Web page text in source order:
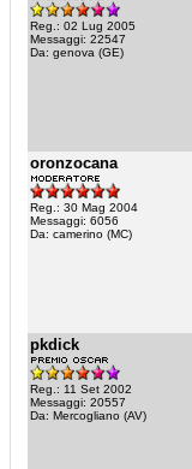
Reg.: 02 Lug 2005
Messaggi: 22547
Da: genova (GE)
oronzocana
Reg.: 30 Mag 2004
Messaggi: 6056
Da: camerino (MC)
pkdick
Reg.: 11 Set 2002
Messaggi: 20557
Da: Mercogliano (AV)